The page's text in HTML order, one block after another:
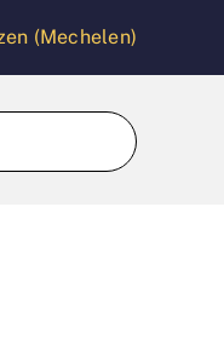
(Mechelen)